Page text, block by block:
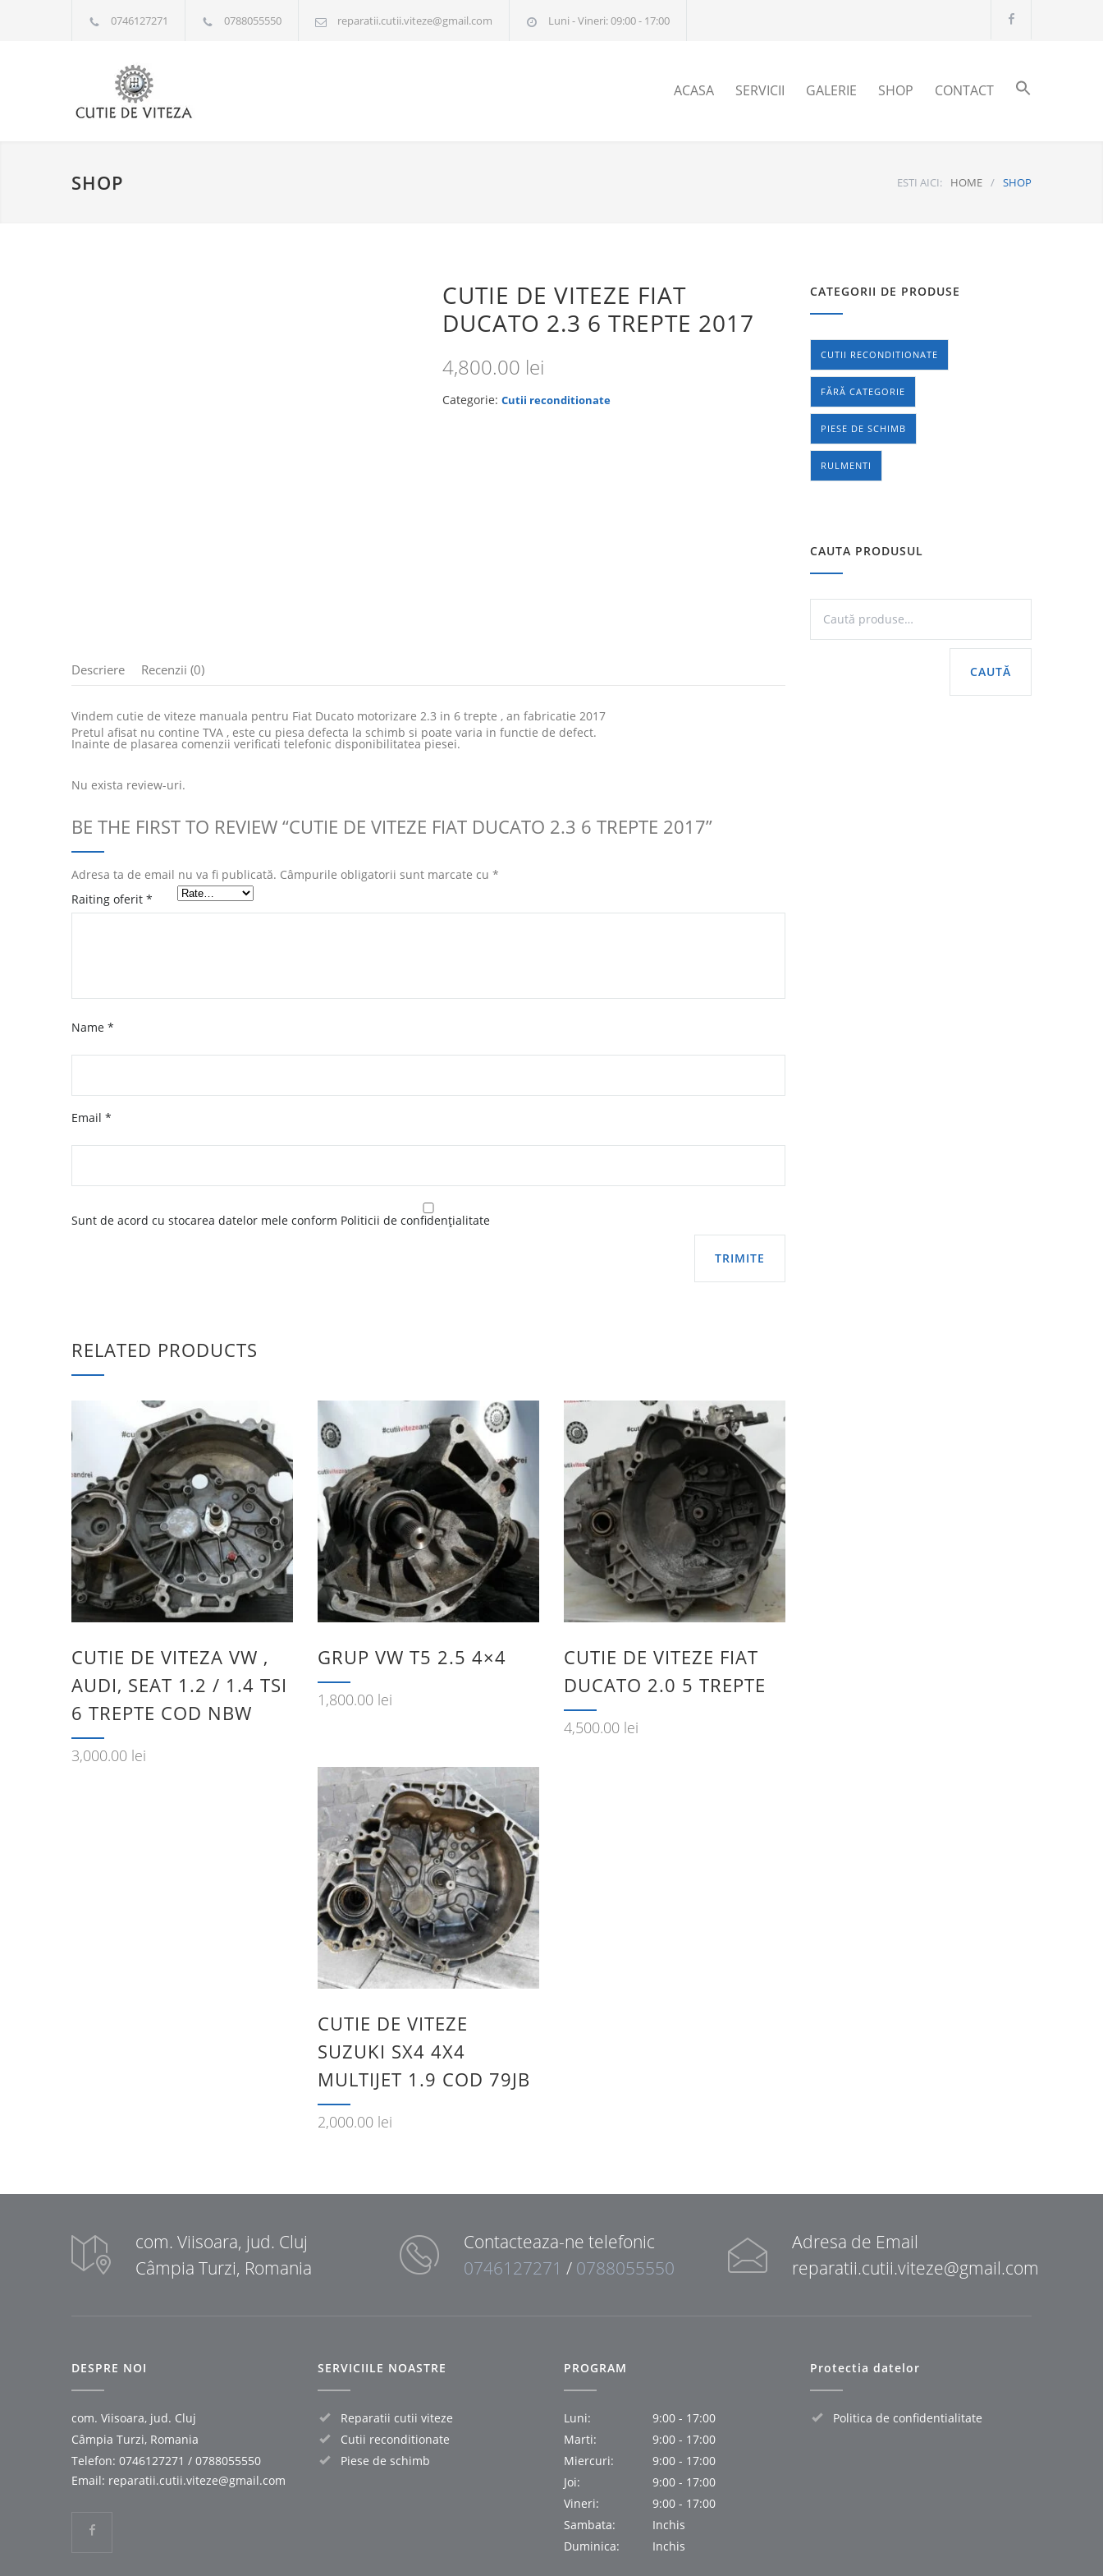
0746127271 0788055550 reparatii.cutii.viteze@gmail.com Luni - Vineri: 09:00 - 17:00
ACASA SERVICII GALERIE SHOP CONTACT
SHOP ESTI AICI: HOME / SHOP
CUTIE DE VITEZE FIAT
DUCATO 2.3 6 TREPTE 2017
4,800.00 lei
Categorie:Cutii reconditionate
Descriere Recenzii (0)
Vindem cutie de viteze manuala pentru Fiat Ducato motorizare 2.3 in 6 trepte , an fabricatie 2017
Pretul afisat nu contine TVA , este cu piesa defecta la schimb si poate varia in functie de defect.
Inainte de plasarea comenzii verificati telefonic disponibilitatea piesei.
Nu exista review-uri.
BE THE FIRST TO REVIEW “CUTIE DE VITEZE FIAT DUCATO 2.3 6 TREPTE 2017”
Adresa ta de email nu va fi publicată. Câmpurile obligatorii sunt marcate cu *
Raiting oferit *
Name *
Email *
Sunt de acord cu stocarea datelor mele conform Politicii de confidențialitate
RELATED PRODUCTS
CUTIE DE VITEZA VW ,
AUDI, SEAT 1.2 / 1.4 TSI
6 TREPTE COD NBW
3,000.00 lei
GRUP VW T5 2.5 4×4
1,800.00 lei
CUTIE DE VITEZE FIAT
DUCATO 2.0 5 TREPTE
4,500.00 lei
CUTIE DE VITEZE
SUZUKI SX4 4X4
MULTIJET 1.9 COD 79JB
2,000.00 lei
CATEGORII DE PRODUSE
CUTII RECONDITIONATE
FĂRĂ CATEGORIE
PIESE DE SCHIMB
RULMENTI
CAUTA PRODUSUL
CAUTĂ
com. Viisoara, jud. Cluj
Câmpia Turzi, Romania
Contacteaza-ne telefonic
0746127271 / 0788055550
Adresa de Email
reparatii.cutii.viteze@gmail.com
DESPRE NOI
com. Viisoara, jud. Cluj
Câmpia Turzi, Romania
Telefon: 0746127271 / 0788055550
Email: reparatii.cutii.viteze@gmail.com
SERVICIILE NOASTRE
Reparatii cutii viteze
Cutii reconditionate
Piese de schimb
PROGRAM
Luni:
9:00 - 17:00
Marti:
9:00 - 17:00
Miercuri:
9:00 - 17:00
Joi:
9:00 - 17:00
Vineri:
9:00 - 17:00
Sambata:
Inchis
Duminica:
Inchis
Protectia datelor
Politica de confidentialitate